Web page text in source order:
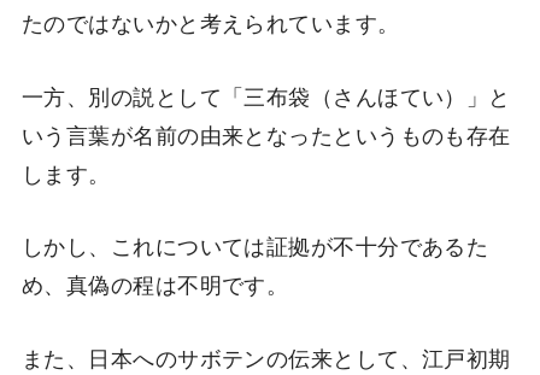
たのではないかと考えられています。
一方、別の説として「三布袋（さんほてい）」と
いう言葉が名前の由来となったというものも存在
します。
しかし、これについては証拠が不十分であるた
め、真偽の程は不明です。
また、日本へのサボテンの伝来として、江戸初期